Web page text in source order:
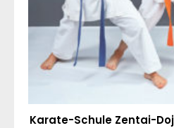
Karate-Schule Zentai-